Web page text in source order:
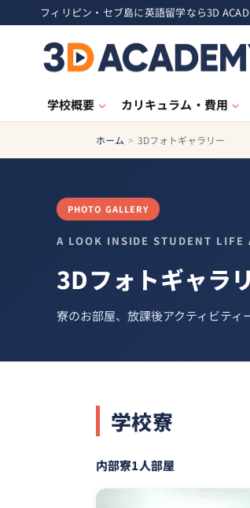
フィリピン・セブ島に英語留学なら3D
学校概要 カリキュラム・費用
ホーム > 3Dフォトギャラリー
PHOTO GALLERY
A LOOK INSIDE STUDENT LIFE
3Dフォトギャラ
寮のお部屋、放課後アクティビティ
学校寮
内部寮1人部屋